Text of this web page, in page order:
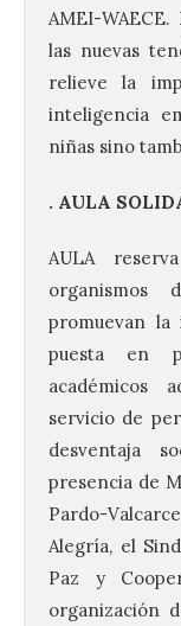
AMEI-
las nuevas
relieve la
inteligencia
niñas sino
. AULA
AULA
organismos
promuevan
puesta en
académicos
servicio de
desventaja
presencia de
Pardo-
Alegría, el
Paz y
organización